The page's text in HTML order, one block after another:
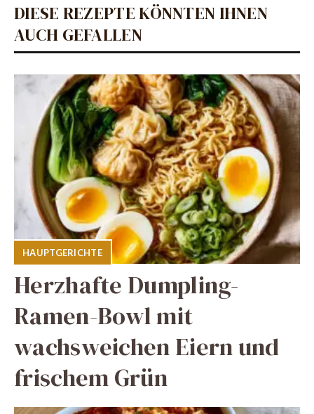
DIESE REZEPTE KÖNNTEN IHNEN
AUCH GEFALLEN
HAUPTGERICHTE
Herzhafte Dumpling-
Ramen-Bowl mit
wachsweichen Eiern und
frischem Grün